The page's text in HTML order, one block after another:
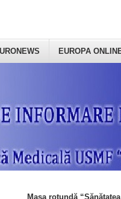
EUROPA
Masa rotundă